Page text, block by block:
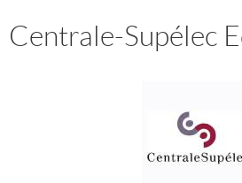
Centrale-Supélec